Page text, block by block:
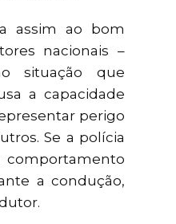
assim ao bom
nacionais –
situação que
a capacidade
perigo
Se a polícia
a condução,